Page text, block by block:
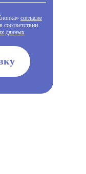
согласие
соответствии
данных